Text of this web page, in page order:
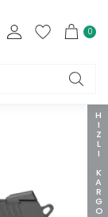
0
HIZLI KARGO